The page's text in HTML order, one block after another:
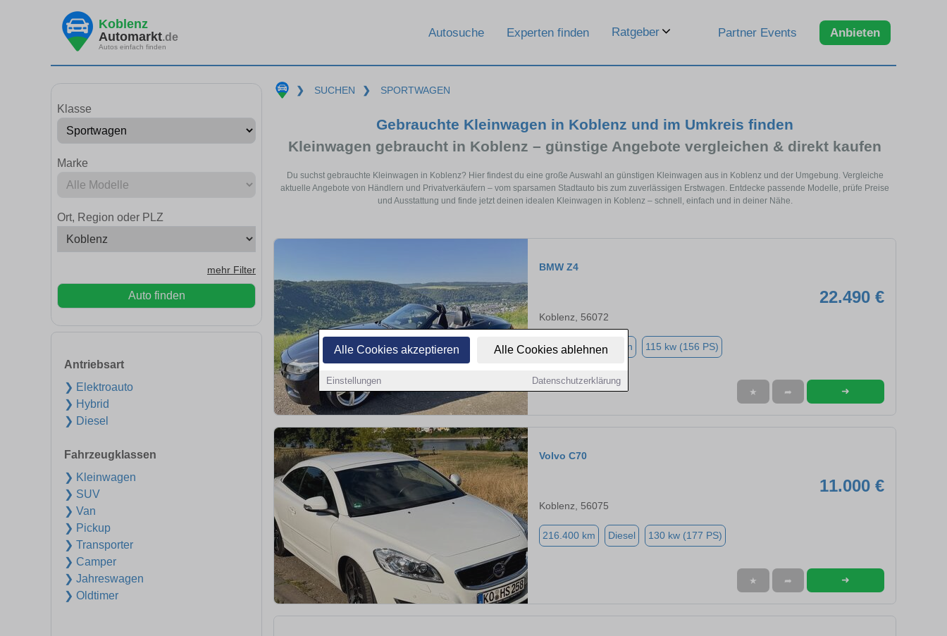
Alle Cookies akzeptieren Alle Cookies ablehnen
Einstellungen Datenschutzerklärung
Koblenz
Automarkt.de
Autos einfach finden
Autosuche Experten finden Ratgeber Partner Events Anbieten
Klasse
Marke
Ort, Region oder PLZ
mehr Filter
Auto finden
Antriebsart
❯ Elektroauto
❯ Hybrid
❯ Diesel
Fahrzeugklassen
❯ Kleinwagen
❯ SUV
❯ Van
❯ Pickup
❯ Transporter
❯ Camper
❯ Jahreswagen
❯ Oldtimer
❯ SUCHEN ❯ SPORTWAGEN
Gebrauchte Kleinwagen in Koblenz und im Umkreis finden
Kleinwagen gebraucht in Koblenz – günstige Angebote vergleichen & direkt kaufen
Du suchst gebrauchte Kleinwagen in Koblenz? Hier findest du eine große Auswahl an günstigen Kleinwagen aus in Koblenz und der Umgebung. Vergleiche
aktuelle Angebote von Händlern und Privatverkäufern – vom sparsamen Stadtauto bis zum zuverlässigen Erstwagen. Entdecke passende Modelle, prüfe Preise
und Ausstattung und finde jetzt deinen idealen Kleinwagen in Koblenz – schnell, einfach und in deiner Nähe.
BMW Z4
22.490 €
Koblenz, 56072
86.500 km Benzin 115 kw (156 PS)
★ ➦ ➜
Volvo C70
11.000 €
Koblenz, 56075
216.400 km Diesel 130 kw (177 PS)
★ ➦ ➜